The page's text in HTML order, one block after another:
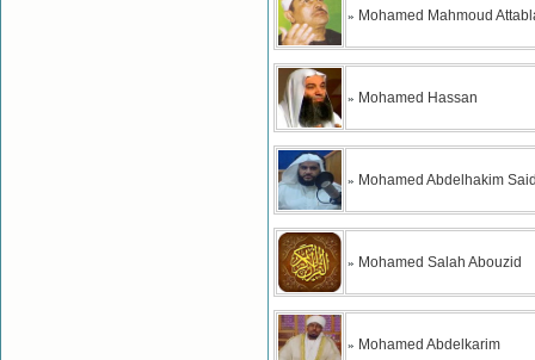
» Mohamed Mahmoud
» Mohamed Hassan
» Mohamed Abdelhakim
» Mohamed Salah Abouzid
» Mohamed Abdelkarim